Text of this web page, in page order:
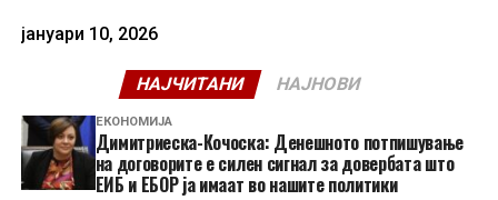
јануари 10, 2026
НАЈЧИТАНИ НАЈНОВИ
ЕКОНОМИЈА
Димитриеска-Кочоска: Денешното потпишување
на договорите е силен сигнал за довербата што
ЕИБ и ЕБОР ја имаат во нашите политики